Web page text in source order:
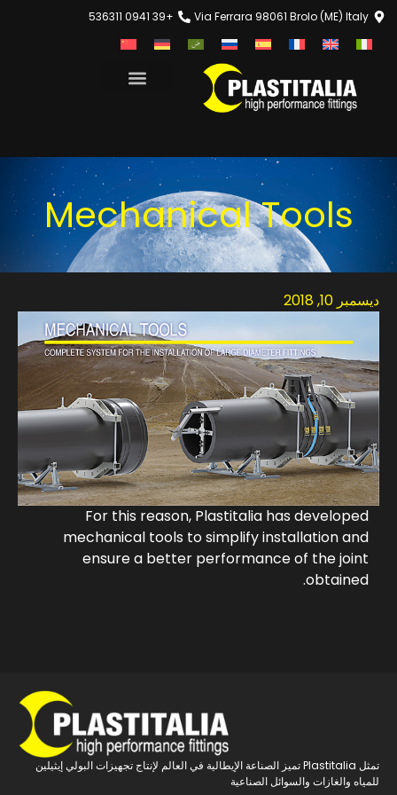
Via Ferrara 98061 Brolo (ME) Italy
+39 0941 536311
Mechanical Tools
ديسمبر 10, 2018
For this reason, Plastitalia has developed
mechanical tools to simplify installation and
ensure a better performance of the joint
obtained.
تمثل Plastitalia تميز الصناعة الإيطالية في العالم لإنتاج تجهيزات البولي إيثيلين
للمياه والغازات والسوائل الصناعية